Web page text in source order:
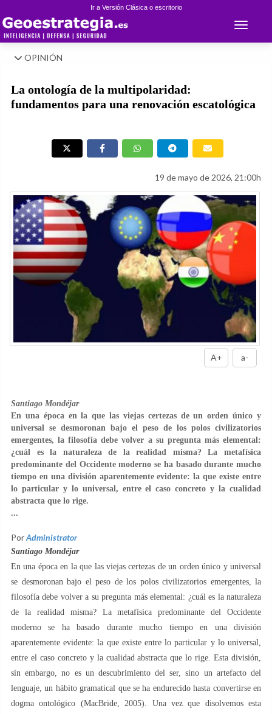
Ir a Versión Clásica o escritorio
Toggle
OPINIÓN
La ontología de la multipolaridad:
fundamentos para una renovación escatológica
19 de mayo de 2026, 21:00h
A+ a-
Santiago Mondéjar
En una época en la que las viejas certezas de un orden único y
universal se desmoronan bajo el peso de los polos civilizatorios
emergentes, la filosofía debe volver a su pregunta más elemental:
¿cuál es la naturaleza de la realidad misma? La metafísica
predominante del Occidente moderno se ha basado durante mucho
tiempo en una división aparentemente evidente: la que existe entre
lo particular y lo universal, entre el caso concreto y la cualidad
abstracta que lo rige.
...
PorAdministrator
Santiago Mondéjar
En una época en la que las viejas certezas de un orden único y universal
se desmoronan bajo el peso de los polos civilizatorios emergentes, la
filosofía debe volver a su pregunta más elemental: ¿cuál es la naturaleza
de la realidad misma? La metafísica predominante del Occidente
moderno se ha basado durante mucho tiempo en una división
aparentemente evidente: la que existe entre lo particular y lo universal,
entre el caso concreto y la cualidad abstracta que lo rige. Esta división,
sin embargo, no es un descubrimiento del ser, sino un artefacto del
lenguaje, un hábito gramatical que se ha endurecido hasta convertirse en
dogma ontológico (MacBride, 2005). Una vez que disolvemos esta